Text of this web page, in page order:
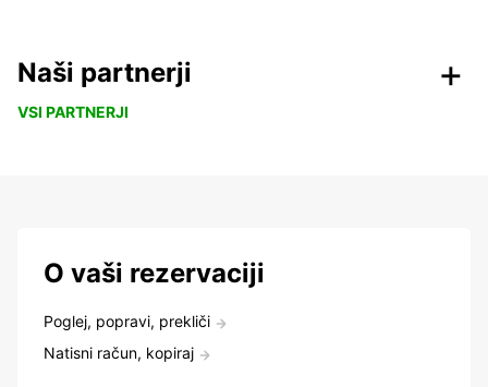
Naši partnerji
VSI PARTNERJI
O vaši rezervaciji
Poglej, popravi, prekliči
Natisni račun, kopiraj